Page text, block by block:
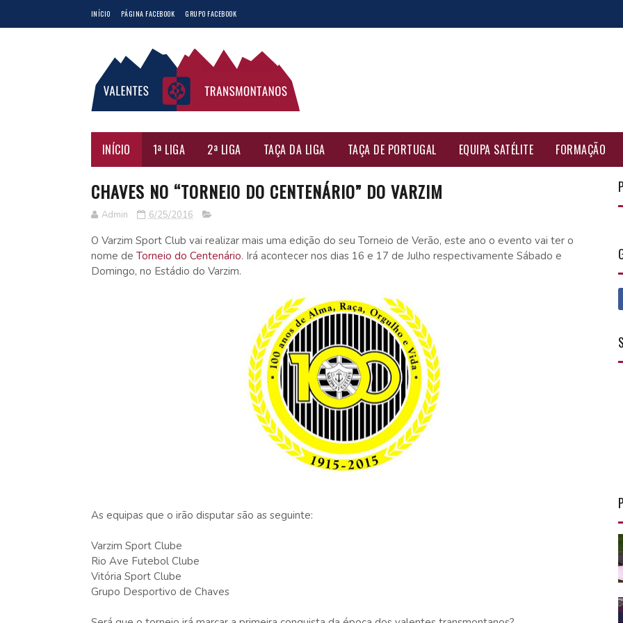
INÍCIO PÁGINA FACEBOOK GRUPO FACEBOOK
INÍCIO 1ª LIGA 2ª LIGA TAÇA DA LIGA TAÇA DE PORTUGAL EQUIPA SATÉLITE FORMAÇÃO
CHAVES NO “TORNEIO DO CENTENÁRIO” DO VARZIM
Admin 6/25/2016
O Varzim Sport Club vai realizar mais uma edição do seu Torneio de Verão, este ano o evento vai ter o
nome de Torneio do Centenário. Irá acontecer nos dias 16 e 17 de Julho respectivamente Sábado e
Domingo, no Estádio do Varzim.
As equipas que o irão disputar são as seguinte:
Varzim Sport Clube
Rio Ave Futebol Clube
Vitória Sport Clube
Grupo Desportivo de Chaves